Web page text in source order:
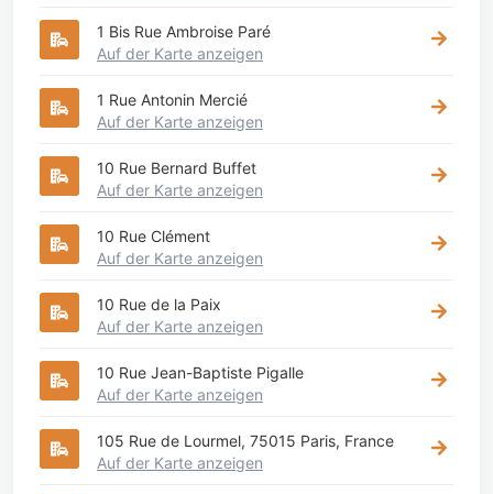
1 Bis Rue Ambroise Paré
Auf der Karte anzeigen
1 Rue Antonin Mercié
Auf der Karte anzeigen
10 Rue Bernard Buffet
Auf der Karte anzeigen
10 Rue Clément
Auf der Karte anzeigen
10 Rue de la Paix
Auf der Karte anzeigen
10 Rue Jean-Baptiste Pigalle
Auf der Karte anzeigen
105 Rue de Lourmel, 75015 Paris, France
Auf der Karte anzeigen